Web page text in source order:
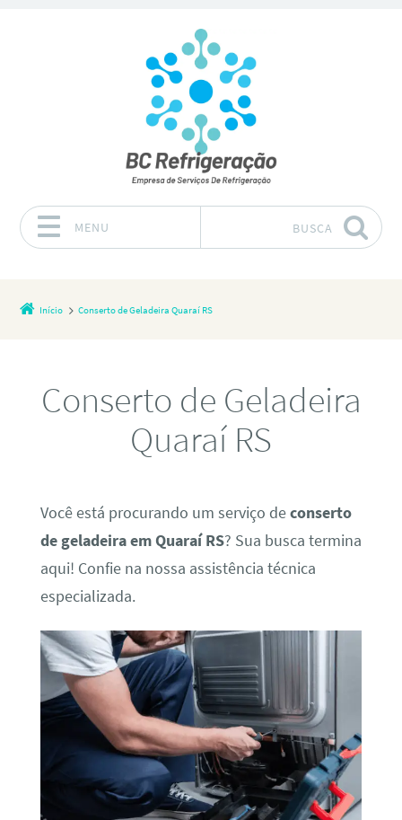
MENU BUSCA
Início Conserto de Geladeira Quaraí RS
Conserto de Geladeira
Quaraí RS
Você está procurando um serviço deconserto
de geladeira em Quaraí RS? Sua busca termina
aqui! Confie na nossa assistência técnica
especializada.